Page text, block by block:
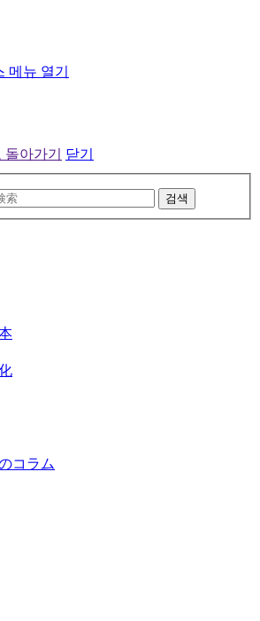
메뉴 열기
아가기
닫기
검색
コラム